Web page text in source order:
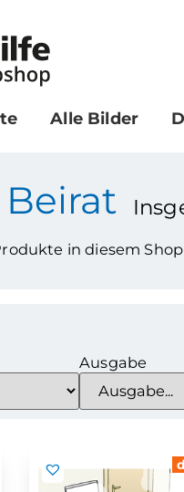
Alle Bilder
in diesem
Ausgabe